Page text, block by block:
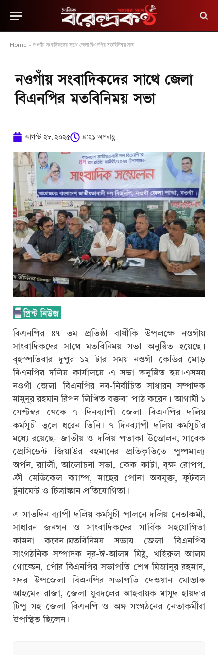
Home » নওগাঁয় সংবাদিকদের সাথে জেলা বিএনপির মতবিনিময় সভা
নওগাঁয় সংবাদিকদের সাথে জেলা
বিএনপির মতবিনিময় সভা
আগস্ট ২৮, ২০২৫ ৪:২১ অপরাহ্ণ
বিএনপির ৪৭ তম প্রতিষ্ঠা বার্ষীকি উপলক্ষে নওগাঁয়
সাংবাদিকদের সাথে মতবিনিময় সভা অনুষ্ঠিত হয়েছে।
বৃহস্পতিবার দুপুর ১২ টার সময় নওগাঁ কেডির মোড়
বিএনপির দলিয় কার্যালয়ে এ সভা অনুষ্ঠিত হয়।এসময়
নওগাঁ জেলা বিএনপির নব-নির্বাচিত সাধারন সম্পাদক
মামুনুর রহমান রিপন লিখিত বক্তব্য পাঠ করেন। আগামী ১
সেপ্টম্বর থেকে ৭ দিনব্যাপী জেলা বিএনপির দলিয়
কর্মসূচী তুলে ধরেন তিনি। ৭ দিনব্যাপী দলিয় কর্মসূচীর
মধ্যে রয়েছে- জাতীয় ও দলিয় পতাকা উত্তোলন, সাবেক
প্রেসিডেন্ট জিয়াউর রহমানের প্রতিকৃতিতে পুষ্পমাল্য
অর্পন, র‍্যালী, আলোচনা সভা, কেক কাটা, বৃক্ষ রোপপ,
ফ্রী মেডিকেল ক্যাম্প, মাছের পোনা অবমুক্ত, ফুটবল
টুনামেন্ট ও চিত্রাঙ্কান প্রতিযোগিতা।
এ সাতদিন ব্যাপী দলিয় কর্মসূচী পালনে দলিয় নেতাকর্মী,
সাধারন জনগন ও সাংবাদিকদের সার্বিক সহযোগিতা
কামনা করেন।মতবিনিময় সভায় জেলা বিএনপির
সাংগঠনিক সম্পাদক নূর-ঈ-আলম মিঠু, খাইরুল আলম
গোল্ডেন, পৌর বিএনপির সভাপতি শেখ মিজানুর রহমান,
সদর উপজেলা বিএনপির সভাপতি দেওয়ান মোস্তাক
আহমেদ রাজা, জেলা যুবদলের আহবায়ক মাসুদ হায়দার
টিপু সহ জেলা বিএনপি ও অঙ্গ সংগঠনের নেতাকর্মীরা
উপস্থিত ছিলেন।